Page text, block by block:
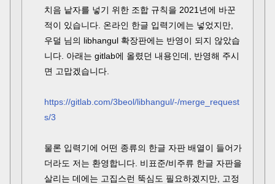
치음 낱자를 넣기 위한 조합 규칙을 2021년에 바꾼
적이 있습니다. 온라인 한글 입력기에는 넣었지만,
우덜 님의 libhangul 확장판에는 반영이 되지 않았습
니다. 아래는 gitlab에 올렸던 내용인데, 반영해 주시
면 고맙겠습니다.
https://gitlab.com/3beol/libhangul/-/merge_request
s/3
물론 입력기에 어떤 종류의 한글 자판 배열이 들어가
더라도 저는 환영합니다. 비표준/비주류 한글 자판을
살리는 데에는 고집스런 뚝심도 필요하겠지만, 고정